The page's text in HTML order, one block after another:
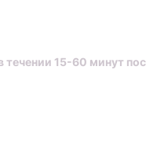
15-60 минут